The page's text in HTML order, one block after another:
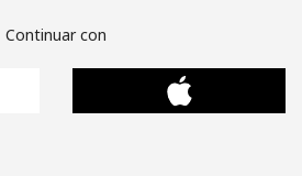
Continuar con